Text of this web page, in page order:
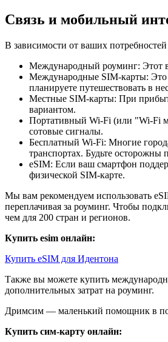
Связь и мобильный
В зависимости от ваших
Международный роуминг: Этот
Международные SIM-карты: Это
планируете путешествовать в
Местные SIM-карты: При
вариантом.
Портативный Wi-Fi (или "Wi-Fi
сотовые сигналы.
Бесплатный Wi-Fi: Многие
транспортах. Будьте
eSIM: Если ваш смартфон
физической SIM-карте.
Мы вам рекомендуем использовать
переплачивая за роуминг. Чтобы
чем для 200 стран и регионов.
Купить esim онлайн:
Купить eSIM для Идентона
Также вы можете купить
дополнительных затрат на роуминг.
Дримсим — маленький помощник в
Купить сим-карту онлайн: